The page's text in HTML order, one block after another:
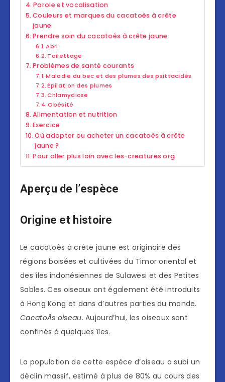
Parole et vocalisation
Couleurs et marques du cacatoès à crête
jaune
Prendre soin du cacatoès à crête jaune
Abri
Toilettage
Problèmes de santé courants
Maladie du bec et des plumes des psittacidés
Épilation des plumes
Chlamydiose
Obésité
Alimentation et nutrition
Exercice
Où adopter ou acheter un cacatoès à crête
jaune ?
Pour aller plus loin avec les-creatures.org
Aperçu de l’espèce
Origine et histoire
Le cacatoès à crête jaune est originaire des
régions boisées et cultivées du Timor oriental et
des îles indonésiennes de Sulawesi et des Petites
Sables. Ces oiseaux ont également été introduits
à Hong Kong et dans d’autres parties du monde.
CacatoÃs oiseau. Aujourd’hui, les oiseaux sont
confinés à quelques îles.
La population de cette espèce d’oiseau a subi un
déclin massif, estimé à plus de 80% au cours des